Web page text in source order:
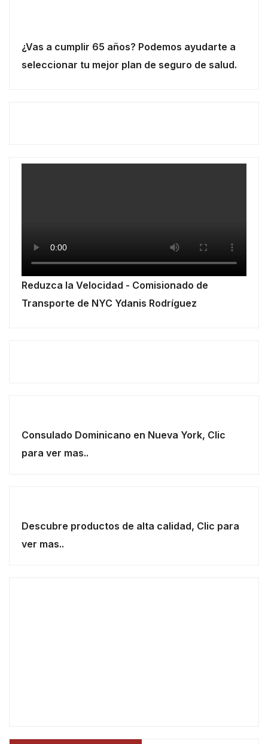
¿Vas a cumplir 65 años? Podemos ayudarte a
seleccionar tu mejor plan de seguro de salud.
Reduzca la Velocidad - Comisionado de
Transporte de NYC Ydanis Rodríguez
Consulado Dominicano en Nueva York, Clic
para ver mas..
Descubre productos de alta calidad, Clic para
ver mas..